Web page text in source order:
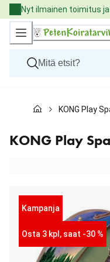
Skip
to
Content
Nyt ilmainen toimitus
Kissat
Eläinlääkäriruoat
Tuotemerkit
KONG Play
KONG Play
Kampanja
Osta 3 kpl, saat -30 %